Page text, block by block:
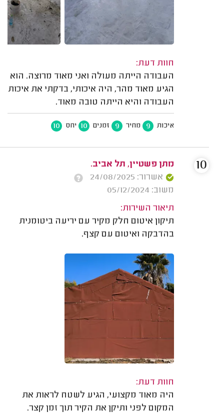
חוות דעת:
העבודה הייתה מעולה ואני מאוד מרוצה. הוא
הגיע מאוד מהר, היה איכותי, בדקתי את איכות
העבודה והיא הייתה טובה מאוד.
איכות 9 מחיר 9 זמנים 10 יחס 10
מתן פשטיין, תל אביב.
אשרור: 24/08/2025
משוב: 05/12/2024
תיאור השירות:
תיקון איטום חלק מקיר עם יריעה ביטומנית
בהדבקה ואיטום עם קצף.
חוות דעת:
היה מאוד מקצועי, הגיע לשטח לראות את
המקום לפני ותיקן את הקיר תוך זמן קצר.
10